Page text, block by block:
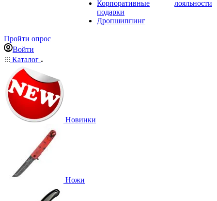
Корпоративные
подарки
Дропшиппинг
лояльности
Пройти опрос
Войти
Каталог
Новинки
Ножи